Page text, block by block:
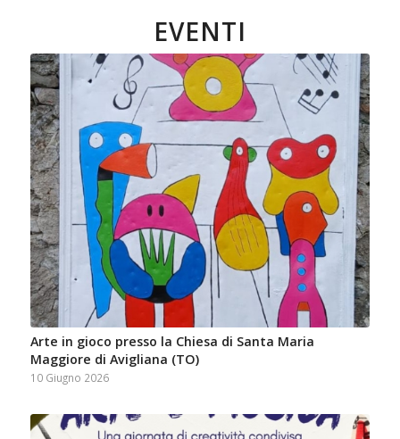
EVENTI
Arte in gioco presso la Chiesa di Santa Maria
Maggiore di Avigliana (TO)
10 Giugno 2026